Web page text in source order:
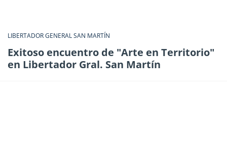
LIBERTADOR GENERAL SAN MARTÍN
Exitoso encuentro de "Arte en Territorio"
en Libertador Gral. San Martín